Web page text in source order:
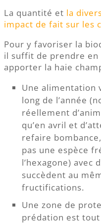
La quantité et la
impact de fait sur les
Pour y favoriser la
il suffit de prendre en
apporter la haie
Une alimentation
long de l’année
réellement
qu’en avril et
refaire
pas une espèce
l’hexagone) avec
succèdent au
fructifications.
Une zone de
prédation est